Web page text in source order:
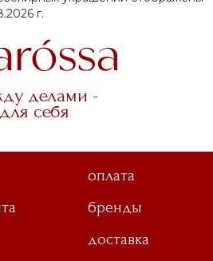
г.
делами -
для себя
оплата
бренды
доставка